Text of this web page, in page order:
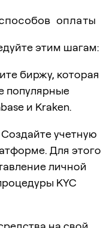
оплаты
этим шагам:
биржу, которая
популярные
и Kraken.
Создайте учетную
Для этого
личной
KYC